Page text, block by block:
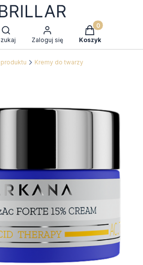
Otwórz wyszukiwarkę
Zaloguj się
Produkty w
Koszyk
Kremy do twarzy